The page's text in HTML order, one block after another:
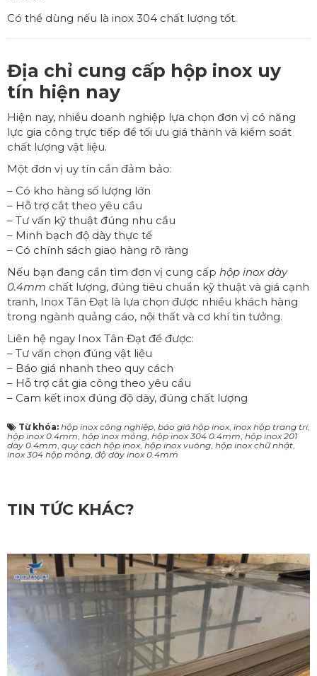
Có thể dùng nếu là inox 304 chất lượng tốt.
Địa chỉ cung cấp hộp inox uy
tín hiện nay
Hiện nay, nhiều doanh nghiệp lựa chọn đơn vị có năng
lực gia công trực tiếp để tối ưu giá thành và kiểm soát
chất lượng vật liệu.
Một đơn vị uy tín cần đảm bảo:
– Có kho hàng số lượng lớn
– Hỗ trợ cắt theo yêu cầu
– Tư vấn kỹ thuật đúng nhu cầu
– Minh bạch độ dày thực tế
– Có chính sách giao hàng rõ ràng
Nếu bạn đang cần tìm đơn vị cung cấp hộp inox dày
0.4mm chất lượng, đúng tiêu chuẩn kỹ thuật và giá cạnh
tranh, Inox Tân Đạt là lựa chọn được nhiều khách hàng
trong ngành quảng cáo, nội thất và cơ khí tin tưởng.
Liên hệ ngay Inox Tân Đạt để được:
– Tư vấn chọn đúng vật liệu
– Báo giá nhanh theo quy cách
– Hỗ trợ cắt gia công theo yêu cầu
– Cam kết inox đúng độ dày, đúng chất lượng
Từ khóa: hộp inox công nghiệp, báo giá hộp inox, inox hộp trang trí,
hộp inox 0.4mm, hộp inox mỏng, hộp inox 304 0.4mm, hộp inox 201
dày 0.4mm, quy cách hộp inox, hộp inox vuông, hộp inox chữ nhật,
inox 304 hộp mỏng, độ dày inox 0.4mm
TIN TỨC KHÁC?